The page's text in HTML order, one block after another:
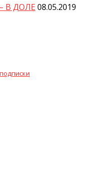
В ДОЛЕ08.05.2019